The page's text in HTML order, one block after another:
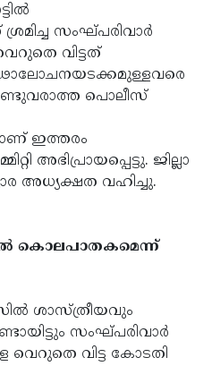
സംഘ്പരിവാർ
വിട്ടത്
പൊലീസ്
ഇത്തരം
അഭിപ്രായപ്പെട്ടു. ജില്ലാ
അധ്യക്ഷത വഹിച്ചു.
കൊലപാതകമെന്ന്
ശാസ്ത്രീയവും
സംഘ്പരിവാർ
വെറുതെ വിട്ട കോടതി